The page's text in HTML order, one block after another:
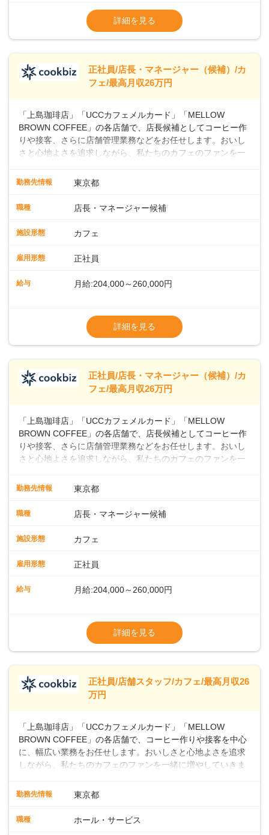
一切無用♪一つひとつをしっかり伝えていきますので、無理の
ないペースで覚えていきましょう！さらにマネージャーへの
ます・東日本エリア：月給21万4000～27万
※経験・スキルを考慮の上、決定します。
※別途、残業代および各種手当あり
※試用期間なし
■店長職： ・西日本／月給26万7500円
万円＋賞与(年3回)・店長職：年収410万円／
詳細を見る
正社員/店長・マネージャー（候補）/カ
フェ/最高月収26万円
「上島珈琲店」「UCCカフェメルカード」「MELLOW
BROWN COFFEE」の各店舗で、店長候補としてコーヒー作
りや接客、さらに店舗管理業務などをお任せします。おいし
さと心地よさを追求しながら、私たちのカフェのファンを一
の抽出や各種ドリンクの作成お客様のご案内、レジ対応軽食
タートも安心 ◎サポート体制充実コーヒーの知識から接客マ
から40代まで幅広い年齢層が活躍しており、チームワークも
るので、スムーズに業務に馴染める環境です。「カフェの接
長として活躍を！接客業務になれたら、売上・シフト・在庫
一切無用♪一つひとつをしっかり伝えていきますので、無理の
ないペースで覚えていきましょう！さらにマネージャーへの
勤務先情報 東京都
職種 店長・マネージャー候補
施設形態 カフェ
雇用形態 正社員
給与 月給:204,000～260,000円
ます・東日本エリア：月給21万4000～27万
※経験・スキルを考慮の上、決定します。
※別途、残業代および各種手当あり
※試用期間なし
■店長職： ・西日本／月給26万7500円
万円＋賞与(年3回)・店長職：年収410万円／
詳細を見る
正社員/店長・マネージャー（候補）/カ
フェ/最高月収26万円
「上島珈琲店」「UCCカフェメルカード」「MELLOW
BROWN COFFEE」の各店舗で、店長候補としてコーヒー作
りや接客、さらに店舗管理業務などをお任せします。おいし
さと心地よさを追求しながら、私たちのカフェのファンを一
の抽出や各種ドリンクの作成お客様のご案内、レジ対応軽食
タートも安心 ◎サポート体制充実コーヒーの知識から接客マ
から40代まで幅広い年齢層が活躍しており、チームワークも
るので、スムーズに業務に馴染める環境です。「カフェの接
長として活躍を！接客業務になれたら、売上・シフト・在庫
一切無用♪一つひとつをしっかり伝えていきますので、無理の
ないペースで覚えていきましょう！さらにマネージャーへの
勤務先情報 東京都
職種 店長・マネージャー候補
施設形態 カフェ
雇用形態 正社員
給与 月給:204,000～260,000円
ます・東日本エリア：月給21万4000～27万
※経験・スキルを考慮の上、決定します。
※別途、残業代および各種手当あり
※試用期間なし
■店長職： ・西日本／月給26万7500円
万円＋賞与(年3回)・店長職：年収410万円／
詳細を見る
正社員/店舗スタッフ/カフェ/最高月収26
万円
「上島珈琲店」「UCCカフェメルカード」「MELLOW
BROWN COFFEE」の各店舗で、コーヒー作りや接客を中心
に、幅広い業務をお任せします。おいしさと心地よさを追求
しながら、私たちのカフェのファンを一緒に増やしていきま
クの作成お客様のご案内、レジ対応軽食メニューの調理店内
ート体制充実コーヒーの知識から接客マナーまで、先輩スタ
勤務先情報 東京都
職種 ホール・サービス